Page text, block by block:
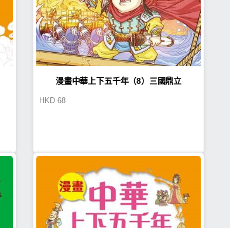
漫畫中華上下五千年（8）三國鼎立
HKD 68